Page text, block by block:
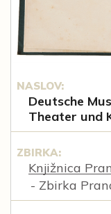
NASLOV:
Deutsche
Theater und
ZBIRKA:
Knjižnica
- Zbirka